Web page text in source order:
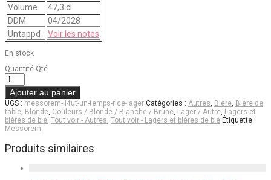
Volume
47,3 cl
DDM
04/2028
Untappd
Voir les notes
En stock
Quantité Qté
Ajouter au panier
UGS : messorem-il-fut-un-temps-rice-lager Catégories : Autres, Bière, Bière de
table, Blonde, Couleurs / Blonde / Blanche / Brune, Lager / Autre, Lagers et
bières de blé, Tout voir - Autres, Tout voir - Lagers et bières de blé Étiquette :
Messorem
Produits similaires